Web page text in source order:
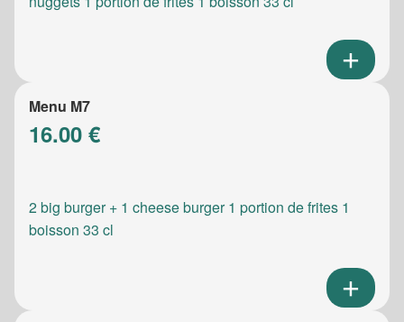
Menu M7
16.00 €
2 big burger + 1 cheese burger 1 portion de frites 1
boisson 33 cl